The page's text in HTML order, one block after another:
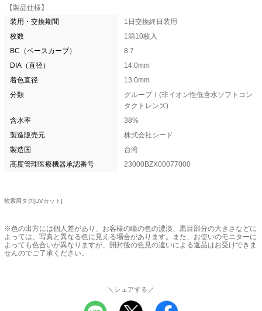
【製品仕様】
装用・交換期間
1日交換終日装用
枚数
1箱10枚入
BC（ベースカーブ）
8.7
DIA（直径）
14.0mm
着色直径
13.0mm
分類
グループⅠ(非イオン性低含水ソフトコン
タクトレンズ)
含水率
38%
製造販売元
株式会社シード
製造国
台湾
高度管理医療機器承認番号
23000BZX00077000
検索用タグ[UVカット]
※色の出方には個人差があり、お客様の瞳の色の濃淡、黒目部分の大きさなどに
よっては、写真と異なる色に見える場合があります。また、お使いのモニターに
よっても色合いが異なりますが、開封後の色見の違いによる返品はお受けできま
せんのでご了承ください。
＼シェアする／